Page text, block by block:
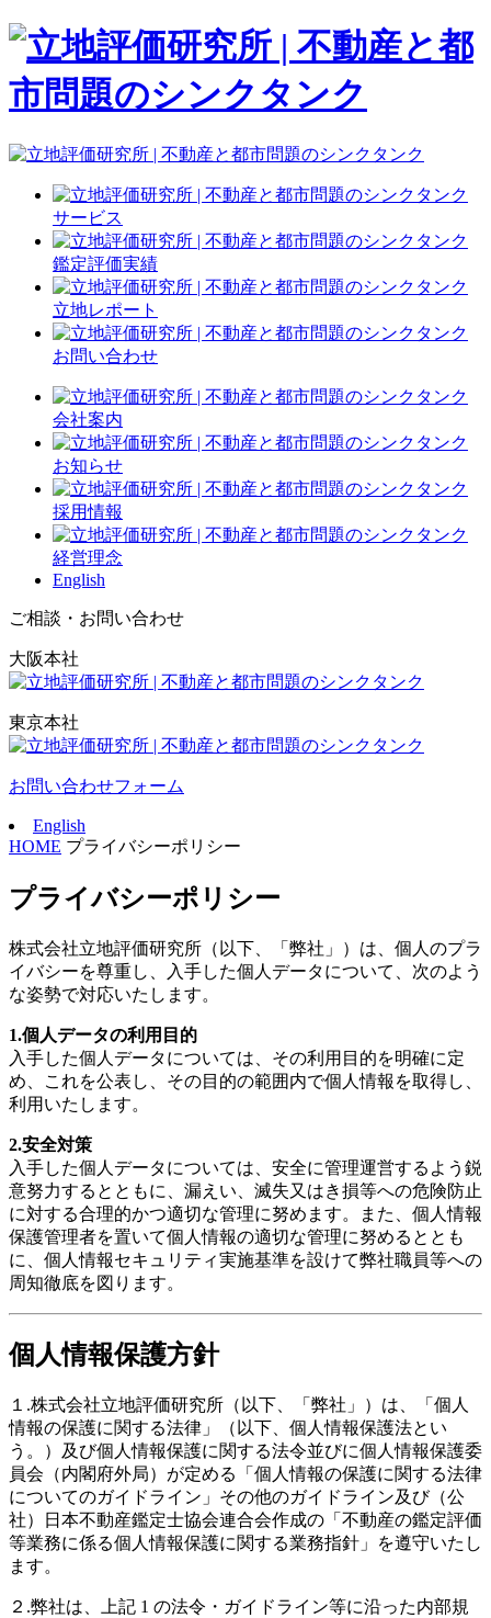
サービス
鑑定評価実績
立地レポート
お問い合わせ
会社案内
お知らせ
採用情報
経営理念
English
ご相談・お問い合わせ
大阪本社
東京本社
お問い合わせフォーム
English
HOME プライバシーポリシー
プライバシーポリシー
株式会社立地評価研究所（以下、「弊社」）は、個人のプラ
イバシーを尊重し、入手した個人データについて、次のよう
な姿勢で対応いたします。
1.個人データの利用目的
入手した個人データについては、その利用目的を明確に定
め、これを公表し、その目的の範囲内で個人情報を取得し、
利用いたします。
2.安全対策
入手した個人データについては、安全に管理運営するよう鋭
意努力するとともに、漏えい、滅失又はき損等への危険防止
に対する合理的かつ適切な管理に努めます。また、個人情報
保護管理者を置いて個人情報の適切な管理に努めるととも
に、個人情報セキュリティ実施基準を設けて弊社職員等への
周知徹底を図ります。
個人情報保護方針
１.株式会社立地評価研究所（以下、「弊社」）は、「個人
情報の保護に関する法律」（以下、個人情報保護法とい
う。）及び個人情報保護に関する法令並びに個人情報保護委
員会（内閣府外局）が定める「個人情報の保護に関する法律
についてのガイドライン」その他のガイドライン及び（公
社）日本不動産鑑定士協会連合会作成の「不動産の鑑定評価
等業務に係る個人情報保護に関する業務指針」を遵守いたし
ます。
２.弊社は、上記 1 の法令・ガイドライン等に沿った内部規